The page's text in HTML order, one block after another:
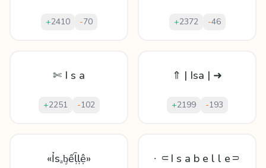
+2410 -70 +2372 -46
✄ I s a
+2251 -102
⇑ | Isa | ➜
+2199 -193
«Ỉsₐᶀếḹḷệ» ∙ ⸦I s a b e l l e⸧